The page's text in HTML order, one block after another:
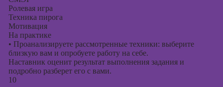
Ролевая игра
Техника пирога
Мотивация
На практике
• Проанализируете рассмотренные техники: выберите
близкую вам и опробуете работу на себе.
Наставник оценит результат выполнения задания и
подробно разберет его с вами.
10